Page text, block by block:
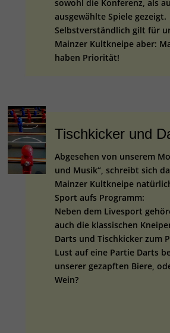
sowohl die Konferenz, als
ausgewählte Spiele gezeigt.
Selbstverständlich gilt für
Mainzer Kultkneipe aber:
haben Priorität!
Tischkicker und
Abgesehen von unserem
und Musik“, schreibt sich
Mainzer Kultkneipe
Sport aufs Programm:
Neben dem Livesport
auch die klassischen
Darts und Tischkicker zum
Lust auf eine Partie Darts
unserer gezapften Biere,
Wein?